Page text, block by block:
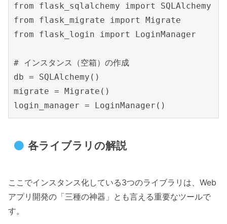
from flask_sqlalchemy import SQLAlchemy
from flask_migrate import Migrate
from flask_login import LoginManager
# インスタンス（空箱）の作成
db = SQLAlchemy()
migrate = Migrate()
各ライブラリの解説
ここでインスタンス化している3つのライブラリは、Web
アプリ開発の「三種の神器」とも言える重要なツールで
す。